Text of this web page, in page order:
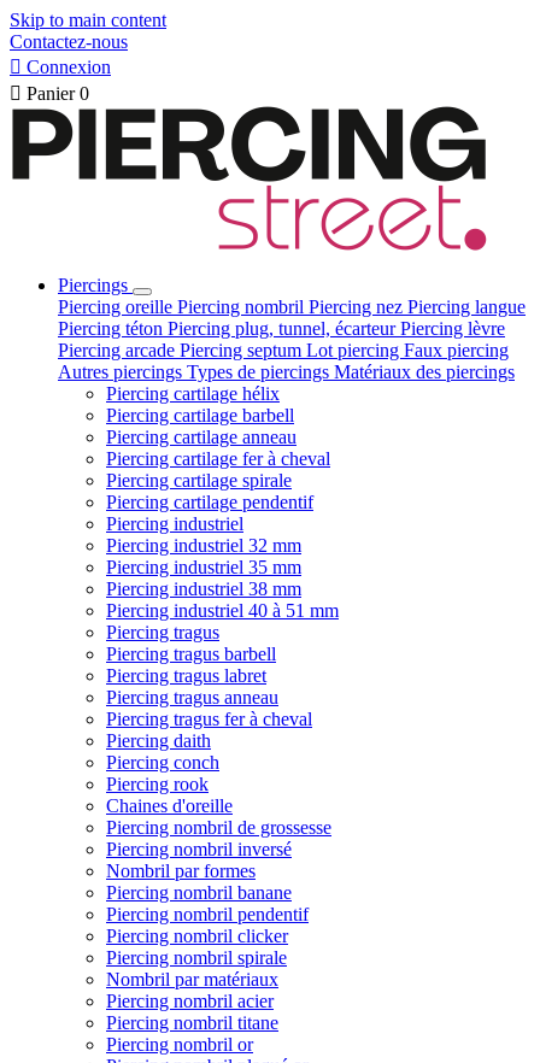
Skip to main content
Contactez-nous
 Connexion
 Panier 0
Piercings
Piercing oreille Piercing nombril Piercing nez Piercing langue
Piercing téton Piercing plug, tunnel, écarteurPiercing lèvre
Piercing arcade Piercing septum Lot piercing Faux piercing
Autres piercings Types de piercings Matériaux des piercings
Piercing cartilage hélix
Piercing cartilage barbell
Piercing cartilage anneau
Piercing cartilage fer à cheval
Piercing cartilage spirale
Piercing cartilage pendentif
Piercing industriel
Piercing industriel 32 mm
Piercing industriel 35 mm
Piercing industriel 38 mm
Piercing industriel 40 à 51 mm
Piercing tragus
Piercing tragus barbell
Piercing tragus labret
Piercing tragus anneau
Piercing tragus fer à cheval
Piercing daith
Piercing conch
Piercing rook
Chaines d'oreille
Piercing nombril de grossesse
Piercing nombril inversé
Nombril par formes
Piercing nombril banane
Piercing nombril pendentif
Piercing nombril clicker
Piercing nombril spirale
Nombril par matériaux
Piercing nombril acier
Piercing nombril titane
Piercing nombril or